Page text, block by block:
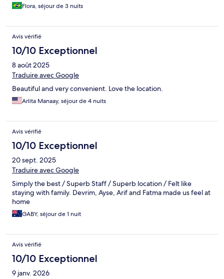
Flora, séjour de 3 nuits
Avis vérifié
10/10 Exceptionnel
8 août 2025
Traduire avec Google
Beautiful and very convenient. Love the location.
Arlita Manaay, séjour de 4 nuits
Avis vérifié
10/10 Exceptionnel
20 sept. 2025
Traduire avec Google
Simply the best / Superb Staff / Superb location / Felt like
staying with family. Devrim, Ayse, Arif and Fatma made us feel at
home
GABY, séjour de 1 nuit
Avis vérifié
10/10 Exceptionnel
9 janv. 2026